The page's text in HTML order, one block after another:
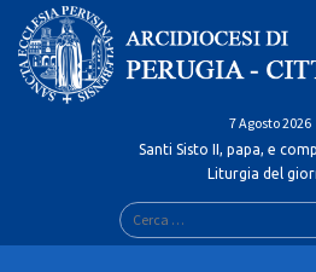
Skip
content
7 Agosto 2026
Santi Sisto II, papa, e
Liturgia del
Ricerca
per: